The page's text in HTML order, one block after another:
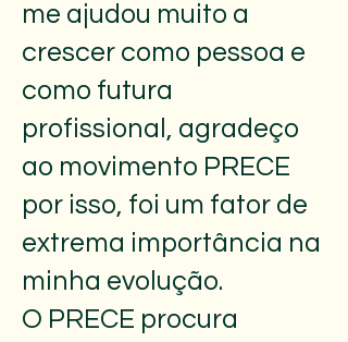
me ajudou muito a
crescer como pessoa e
como futura
profissional, agradeço
ao movimento PRECE
por isso, foi um fator de
extrema importância na
minha evolução.
O PRECE procura